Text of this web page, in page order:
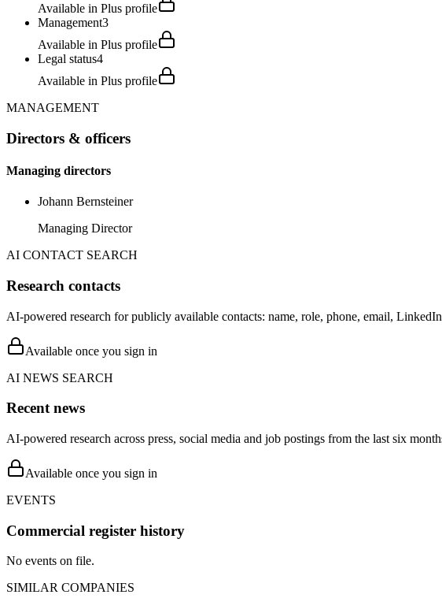
Available in Plus profile
Management3
Available in Plus profile
Legal status4
Available in Plus profile
MANAGEMENT
Directors & officers
Managing directors
Johann Bernsteiner
Managing Director
AI CONTACT SEARCH
Research contacts
AI-powered research for publicly available contacts: name, role, phone, email,
Available once you sign in
AI NEWS SEARCH
Recent news
AI-powered research across press, social media and job postings from the last six
Available once you sign in
EVENTS
Commercial register history
No events on file.
SIMILAR COMPANIES